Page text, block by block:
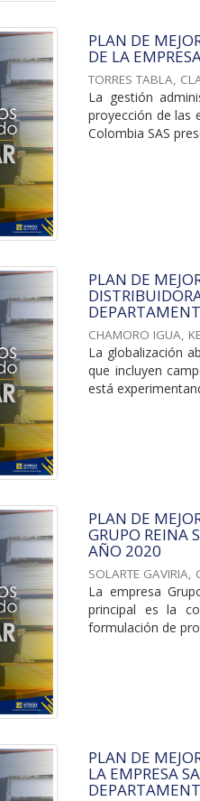
PLAN DE
DE LA
TORRES TABLA,
La gestión
proyección de las
Colombia SAS
PLAN DE
CHAMORO IGUA,
La globalización
que incluyen
está
PLAN DE
GRUPO REINA
AÑO 2020
SOLARTE GAVIRIA,
La empresa
principal es la
formulación de
PLAN DE
LA EMPRESA